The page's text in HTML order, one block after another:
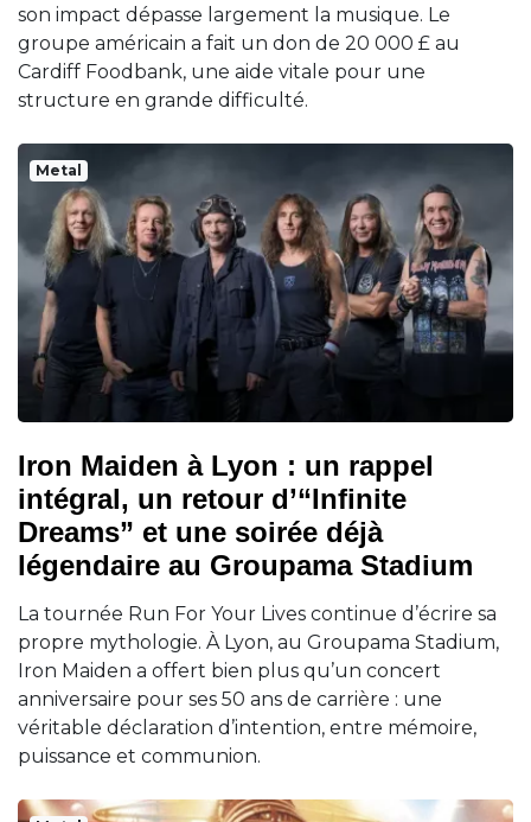
son impact dépasse largement la musique. Le
groupe américain a fait un don de 20 000 £ au
Cardiff Foodbank, une aide vitale pour une
structure en grande difficulté.
Metal
Iron Maiden à Lyon : un rappel
intégral, un retour d’“Infinite
Dreams” et une soirée déjà
légendaire au Groupama Stadium
La tournée Run For Your Lives continue d’écrire sa
propre mythologie. À Lyon, au Groupama Stadium,
Iron Maiden a offert bien plus qu’un concert
anniversaire pour ses 50 ans de carrière : une
véritable déclaration d’intention, entre mémoire,
puissance et communion.